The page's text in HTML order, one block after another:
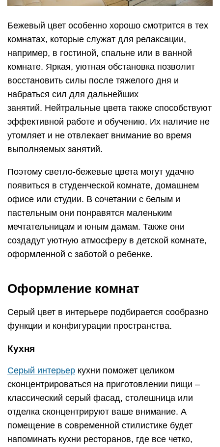
Бежевый цвет особенно хорошо смотрится в тех
комнатах, которые служат для релаксации,
например, в гостиной, спальне или в ванной
комнате. Яркая, уютная обстановка позволит
восстановить силы после тяжелого дня и
набраться сил для дальнейших
занятий. Нейтральные цвета также способствуют
эффективной работе и обучению. Их наличие не
утомляет и не отвлекает внимание во время
выполняемых занятий.
Поэтому светло-бежевые цвета могут удачно
появиться в студенческой комнате, домашнем
офисе или студии. В сочетании с белым и
пастельным они понравятся маленьким
мечтательницам и юным дамам. Также они
создадут уютную атмосферу в детской комнате,
оформленной с заботой о ребенке.
Оформление комнат
Серый цвет в интерьере подбирается сообразно
функции и конфигурации пространства.
Кухня
Серый интерьер кухни поможет целиком
сконцентрироваться на приготовлении пищи –
классический серый фасад, столешница или
отделка сконцентрируют ваше внимание. А
помещение в современной стилистике будет
напоминать кухни ресторанов, где все четко,